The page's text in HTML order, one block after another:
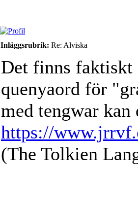
Inläggsrubrik: Re: Alviska
Det finns faktiskt
quenyaord för
med tengwar kan
https://
(The Tolkien